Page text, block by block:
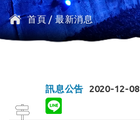
首頁/最新消息
訊息公告 2020-12-08